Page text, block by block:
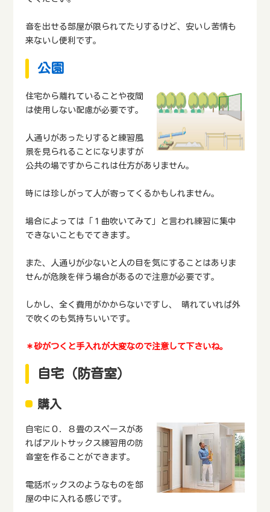
音を出せる部屋が限られてたりするけど、安いし苦情も
来ないし便利です。
公園
住宅から離れていることや夜間
は使用しない配慮が必要です。
人通りがあったりすると練習風
景を見られることになりますが
公共の場ですからこれは仕方がありません。
時には珍しがって人が寄ってくるかもしれません。
場合によっては「１曲吹いてみて」と言われ練習に集中
できないこともでてきます。
また、人通りが少ないと人の目を気にすることはありま
せんが危険を伴う場合があるので注意が必要です。
しかし、全く費用がかからないですし、 晴れていれば外
で吹くのも気持ちいいです。
＊砂がつくと手入れが大変なので注意して下さいね。
自宅（防音室）
購入
自宅に０．８畳のスペースがあ
ればアルトサックス練習用の防
音室を作ることができます。
電話ボックスのようなものを部
屋の中に入れる感じです。